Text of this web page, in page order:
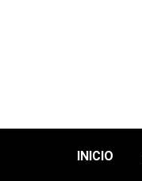
INICIO